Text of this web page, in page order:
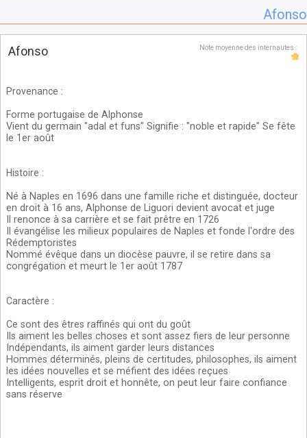
Afonso
Afonso Note moyenne des internautes :
Provenance :
Forme portugaise de Alphonse
Vient du germain "adal et funs" Signifie : "noble et rapide" Se fête
le 1er août
Histoire :
Né à Naples en 1696 dans une famille riche et distinguée, docteur
en droit à 16 ans, Alphonse de Liguori devient avocat et juge
Il renonce à sa carrière et se fait prêtre en 1726
Il évangélise les milieux populaires de Naples et fonde l'ordre des
Rédemptoristes
Nommé évêque dans un diocèse pauvre, il se retire dans sa
congrégation et meurt le 1er août 1787
Caractère :
Ce sont des êtres raffinés qui ont du goût
Ils aiment les belles choses et sont assez fiers de leur personne
Indépendants, ils aiment garder leurs distances
Hommes déterminés, pleins de certitudes, philosophes, ils aiment
les idées nouvelles et se méfient des idées reçues
Intelligents, esprit droit et honnête, on peut leur faire confiance
sans réserve